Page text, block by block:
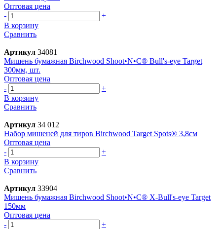
Оптовая цена
-
+
В корзину
Сравнить
Артикул 34081
Мишень бумажная Birchwood Shoot•N•C® Bull's-eye Target
300мм, шт.
Оптовая цена
-
+
В корзину
Сравнить
Артикул 34 012
Набор мишеней для тиров Birchwood Target Spots® 3,8см
Оптовая цена
-
+
В корзину
Сравнить
Артикул 33904
Мишень бумажная Birchwood Shoot•N•C® X-Bull's-eye Target
150мм
Оптовая цена
-
+